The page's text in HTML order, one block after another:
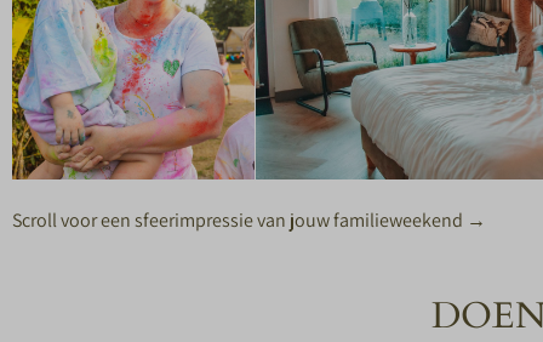
Scroll voor een sfeerimpressie van jouw familieweekend →